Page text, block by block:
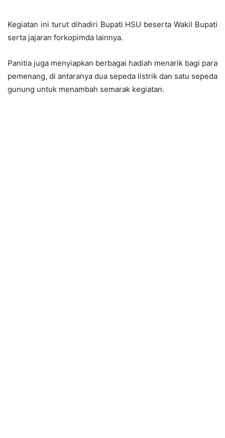
Kegiatan ini turut dihadiri Bupati HSU beserta Wakil Bupati
serta jajaran forkopimda lainnya.
Panitia juga menyiapkan berbagai hadiah menarik bagi para
pemenang, di antaranya dua sepeda listrik dan satu sepeda
gunung untuk menambah semarak kegiatan.